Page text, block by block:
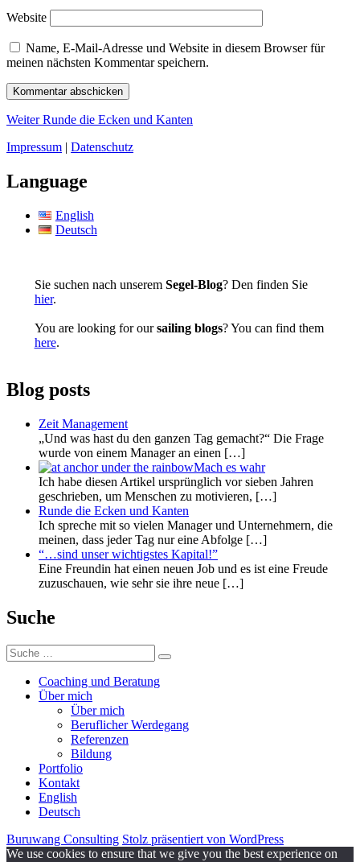
Website
Name, E-Mail-Adresse und Website in diesem Browser für
meinen nächsten Kommentar speichern.
Beitragsnavigation
Weiter Nächster
Runde die Ecken und Kanten
Impressum | Datenschutz
Language
English
Deutsch
Sie suchen nach unserem Segel-Blog? Den finden Sie
hier.
You are looking for oursailing blogs? You can find them
here.
Blog posts
Zeit Management
„Und was hast du den ganzen Tag gemacht?“ Die Frage
wurde von einem Manager an einen […]
Mach es wahr
Ich habe diesen Artikel ursprünglich vor sieben Jahren
geschrieben, um Menschen zu motivieren, […]
Runde die Ecken und Kanten
Ich spreche mit so vielen Manager und Unternehmern, die
meinen, dass jeder Tag nur eine Abfolge […]
“…sind unser wichtigstes Kapital!”
Eine Freundin hat einen neuen Job und es ist eine Freude
zuzuschauen, wie sehr sie ihre neue […]
Suche
Suche
nach:
Suchen
Coaching und Beratung
Über mich
Über mich
Beruflicher Werdegang
Referenzen
Bildung
Portfolio
Kontakt
English
Deutsch
Buruwang Consulting Stolz präsentiert von WordPress
We use cookies to ensure that we give you the best experience on